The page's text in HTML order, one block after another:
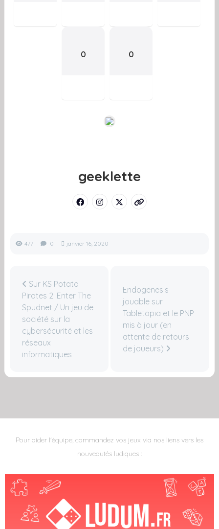
0 0
geeklette
477 0 janvier 16, 2020
Sur KS Potato
Pirates 2: Enter The
Spudnet / Un jeu de
société sur la
cybersécurité et les
réseaux
informatiques
Endogenesis
jouable sur
Tabletopia et le PNP
mis à jour (en
attente de retours
de joueurs)
Pour aider l'équipe, commandez vos jeux via nos liens vers les
nouveautés ludiques :